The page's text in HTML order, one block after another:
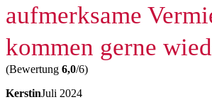
aufmerksame
kommen gerne
(Bewertung 6,0/6)
KerstinJuli 2024